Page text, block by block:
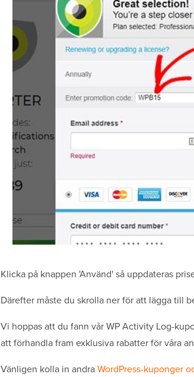
Klicka på knappen 'Använd' så uppdateras
Därefter måste du skrolla ner för att lägga till
Vi hoppas att du fann vår WP Activity Log-
att förhandla fram exklusiva rabatter för våra
Vänligen kolla in andraWordPress-kuponger